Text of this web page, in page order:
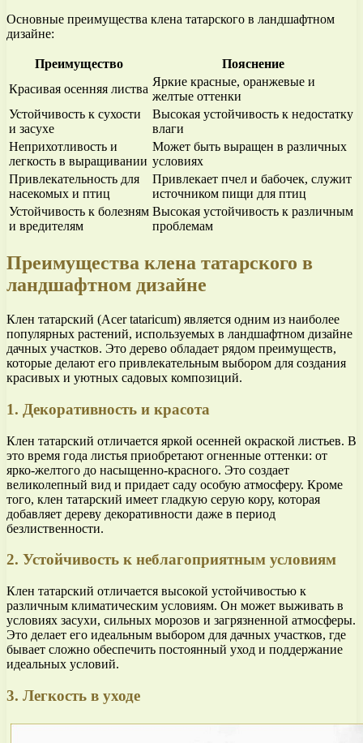
Основные преимущества клена татарского в ландшафтном
дизайне:
Преимущество
Пояснение
Красивая осенняя листва
Яркие красные, оранжевые и
желтые оттенки
Устойчивость к сухости
и засухе
Высокая устойчивость к недостатку
влаги
Неприхотливость и
легкость в выращивании
Может быть выращен в различных
условиях
Привлекательность для
насекомых и птиц
Привлекает пчел и бабочек, служит
источником пищи для птиц
Устойчивость к болезням
и вредителям
Высокая устойчивость к различным
проблемам
Преимущества клена татарского в
ландшафтном дизайне
Клен татарский (Acer tataricum) является одним из наиболее
популярных растений, используемых в ландшафтном дизайне
дачных участков. Это дерево обладает рядом преимуществ,
которые делают его привлекательным выбором для создания
красивых и уютных садовых композиций.
1. Декоративность и красота
Клен татарский отличается яркой осенней окраской листьев. В
это время года листья приобретают огненные оттенки: от
ярко-желтого до насыщенно-красного. Это создает
великолепный вид и придает саду особую атмосферу. Кроме
того, клен татарский имеет гладкую серую кору, которая
добавляет дереву декоративности даже в период
безлиственности.
2. Устойчивость к неблагоприятным условиям
Клен татарский отличается высокой устойчивостью к
различным климатическим условиям. Он может выживать в
условиях засухи, сильных морозов и загрязненной атмосферы.
Это делает его идеальным выбором для дачных участков, где
бывает сложно обеспечить постоянный уход и поддержание
идеальных условий.
3. Легкость в уходе